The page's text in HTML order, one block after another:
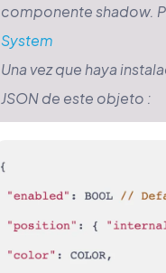
componente shadow.
System
Una vez que haya
JSON de este objeto :